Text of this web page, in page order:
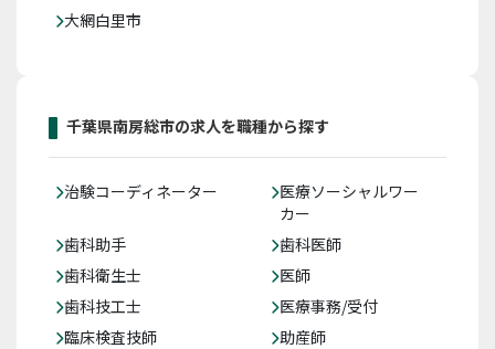
大網白里市
千葉県南房総市の求人を職種から探す
治験コーディネーター
医療ソーシャルワー
カー
歯科助手
歯科医師
歯科衛生士
医師
歯科技工士
医療事務/受付
臨床検査技師
助産師